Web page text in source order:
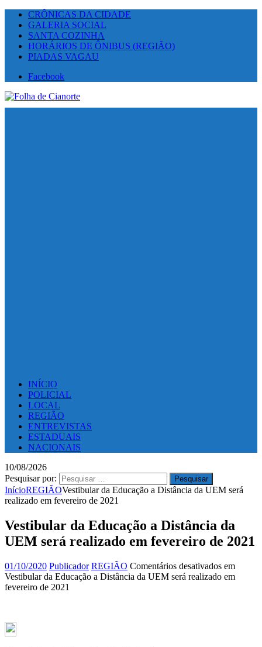
CRÔNICAS DA CIDADE
GALERIA SOCIAL
SANTA COZINHA
HORÁRIOS DE ÔNIBUS (REGIÃO)
PIADAS VAGAU
Facebook
INÍCIO
POLICIAL
LOCAL
REGIÃO
ENTREVISTAS
ESTADUAIS
NACIONAIS
10/08/2026
Pesquisar por:
InícioREGIÃOVestibular da Educação a Distância da UEM será
realizado em fevereiro de 2021
Vestibular da Educação a Distância da
UEM será realizado em fevereiro de 2021
01/10/2020 Publicador REGIÃO Comentários desativados em
Vestibular da Educação a Distância da UEM será realizado em
fevereiro de 2021